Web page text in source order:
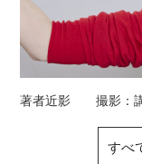
著者近影 撮影：講
すべ